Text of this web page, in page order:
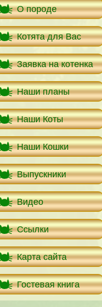
О породе
Котята для Вас
Заявка на котенка
Наши планы
Наши Коты
Наши Кошки
Выпускники
Видео
Ссылки
Карта сайта
Гостевая книга